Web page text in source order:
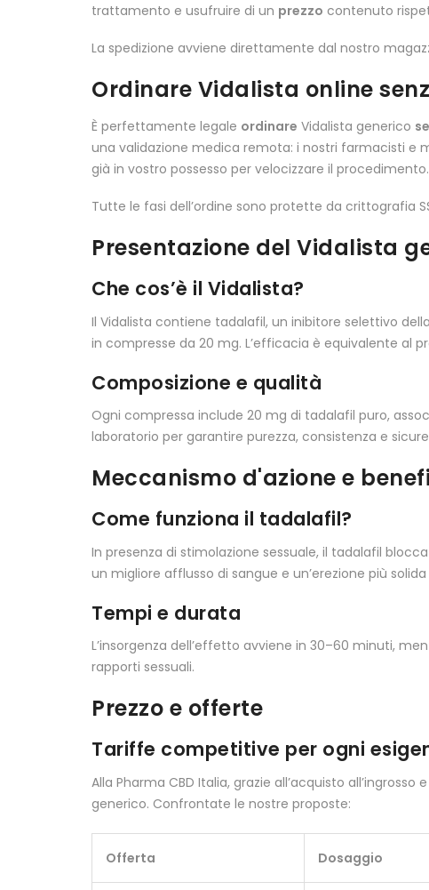
trattamento e usufruire di un prezzo contenuto
La spedizione avviene direttamente dal nostro
Ordinare Vidalista online
È perfettamente legale ordinare Vidalista generico
una validazione medica remota: i nostri farmacisti e
già in vostro possesso per velocizzare il procedimento.
Tutte le fasi dell’ordine sono protette da crittografia
Presentazione del Vidalista
Che cos’è il Vidalista?
Il Vidalista contiene tadalafil, un inibitore selettivo
in compresse da 20 mg. L’efficacia è equivalente al
Composizione e qualità
Ogni compressa include 20 mg di tadalafil puro,
laboratorio per garantire purezza, consistenza e
Meccanismo d'azione e
Come funziona il tadalafil?
In presenza di stimolazione sessuale, il tadalafil
un migliore afflusso di sangue e un’erezione più
Tempi e durata
L’insorgenza dell’effetto avviene in 30–60 minuti,
rapporti sessuali.
Prezzo e offerte
Tariffe competitive per ogni
Alla Pharma CBD Italia, grazie all’acquisto
generico. Confrontate le nostre proposte:
Offerta Dosaggio